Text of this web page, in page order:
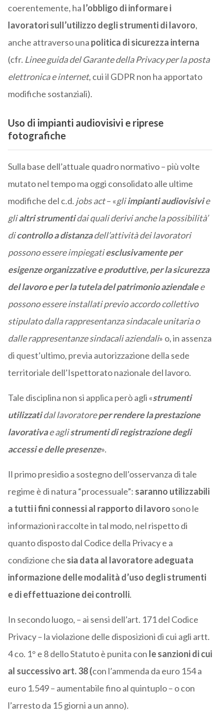
coerentemente, ha l’obbligo di informare i
lavoratori sull’utilizzo degli strumenti di lavoro,
anche attraverso una politica di sicurezza interna
(cfr. Linee guida del Garante della Privacy per la posta
elettronica e internet, cui il GDPR non ha apportato
modifiche sostanziali).
Uso di impianti audiovisivi e riprese
fotografiche
Sulla base dell’attuale quadro normativo – più volte
mutato nel tempo ma oggi consolidato alle ultime
modifiche del c.d. jobs act– «gliimpianti audiovisivie
glialtri strumentidai quali derivi anche la possibilità’
dicontrollo a distanzadell’attività dei lavoratori
possono essere impiegatiesclusivamente per
esigenze organizzative e produttive, per la sicurezza
del lavoro e per la tutela del patrimonio aziendalee
possono essere installati previo accordo collettivo
stipulato dalla rappresentanza sindacale unitaria o
dalle rappresentanze sindacali aziendali» o, in assenza
di quest’ultimo, previa autorizzazione della sede
territoriale dell’Ispettorato nazionale del lavoro.
Tale disciplina non si applica però agli «strumenti
utilizzatidal lavoratoreper rendere la prestazione
lavorativae aglistrumenti di registrazione degli
accessi e delle presenze».
Il primo presidio a sostegno dell’osservanza di tale
regime è di natura “processuale”: saranno utilizzabili
a tutti i fini connessi al rapporto di lavoro sono le
informazioni raccolte in tal modo, nel rispetto di
quanto disposto dal Codice della Privacy e a
condizione che sia data al lavoratore adeguata
informazione delle modalità d’uso degli strumenti
e di effettuazione dei controlli.
In secondo luogo, – ai sensi dell’art. 171 del Codice
Privacy – la violazione delle disposizioni di cui agli artt.
4 co. 1° e 8 dello Statuto è punita con le sanzioni di cui
al successivo art. 38 (con l’ammenda da euro 154 a
euro 1.549 – aumentabile fino al quintuplo – o con
l’arresto da 15 giorni a un anno).